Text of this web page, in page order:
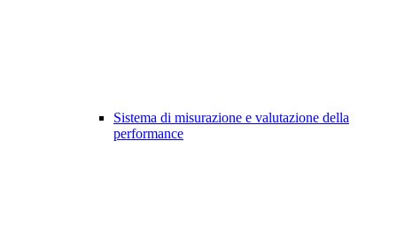
Sistema di misurazione e valutazione della
performance